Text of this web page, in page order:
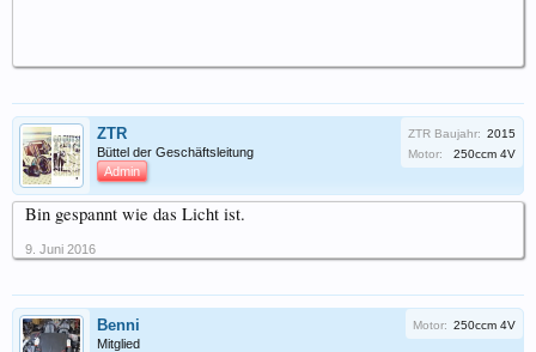
ZTR
Büttel der Geschäftsleitung
Admin
ZTR Baujahr: 2015
Motor:
250ccm 4V
Bin gespannt wie das Licht ist.
9. Juni 2016
Benni
Mitglied
Motor: 250ccm 4V